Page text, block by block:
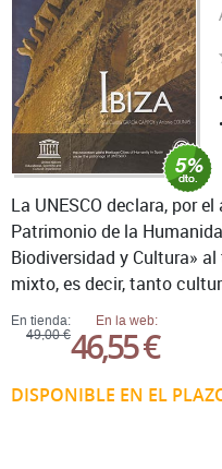
En tienda:
49,00 €
En la web:
46,55 €
DISPONIBLE EN EL
La UNESCO declara, por
Patrimonio de la
Biodiversidad y Cultura»
mixto, es decir, tanto